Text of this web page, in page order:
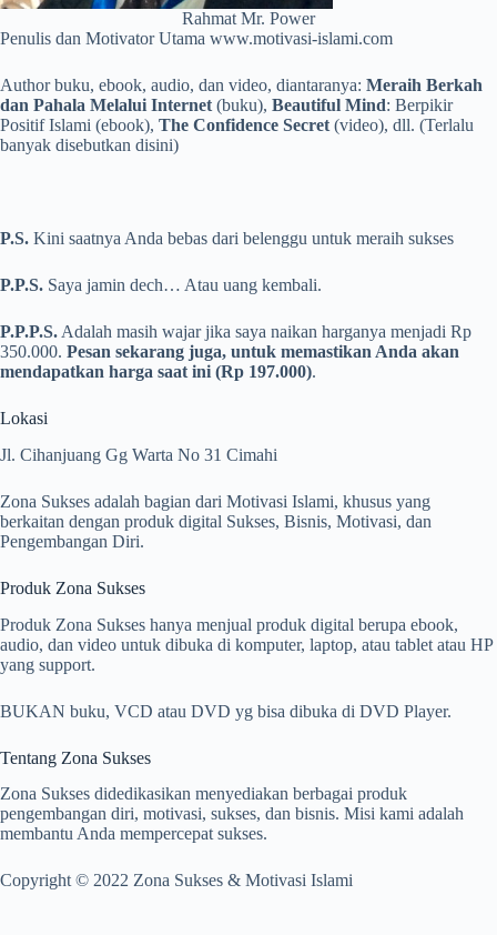
Rahmat Mr. Power
Penulis dan Motivator Utama www.motivasi-islami.com
Author buku, ebook, audio, dan video, diantaranya: Meraih Berkah
dan Pahala Melalui Internet (buku), Beautiful Mind: Berpikir
Positif Islami (ebook), The Confidence Secret (video), dll. (Terlalu
banyak disebutkan disini)
P.S. Kini saatnya Anda bebas dari belenggu untuk meraih sukses
P.P.S. Saya jamin dech… Atau uang kembali.
P.P.P.S. Adalah masih wajar jika saya naikan harganya menjadi Rp
350.000. Pesan sekarang juga, untuk memastikan Anda akan
mendapatkan harga saat ini (Rp 197.000).
Lokasi
Jl. Cihanjuang Gg Warta No 31 Cimahi
Zona Sukses adalah bagian dari Motivasi Islami, khusus yang
berkaitan dengan produk digital Sukses, Bisnis, Motivasi, dan
Pengembangan Diri.
Produk Zona Sukses
Produk Zona Sukses hanya menjual produk digital berupa ebook,
audio, dan video untuk dibuka di komputer, laptop, atau tablet atau HP
yang support.
BUKAN buku, VCD atau DVD yg bisa dibuka di DVD Player.
Tentang Zona Sukses
Zona Sukses didedikasikan menyediakan berbagai produk
pengembangan diri, motivasi, sukses, dan bisnis. Misi kami adalah
membantu Anda mempercepat sukses.
Copyright © 2022 Zona Sukses & Motivasi Islami